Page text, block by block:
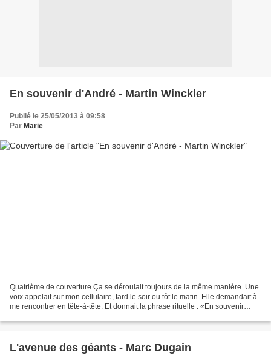
En souvenir d'André - Martin Winckler
Publié le 25/05/2013 à 09:58
Par Marie
Quatrième de couverture Ça se déroulait toujours de la même manière. Une
voix appelait sur mon cellulaire, tard le soir ou tôt le matin. Elle demandait à
me rencontrer en tête-à-tête. Et donnait la phrase rituelle : «En souvenir
L'avenue des géants - Marc Dugain